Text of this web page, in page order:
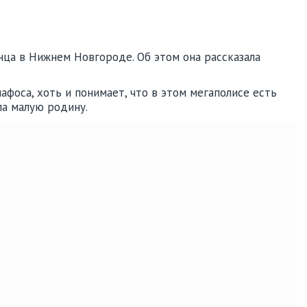
в Нижнем Новгороде. Об этом она рассказала
хоть и понимает, что в этом мегаполисе есть
малую родину.